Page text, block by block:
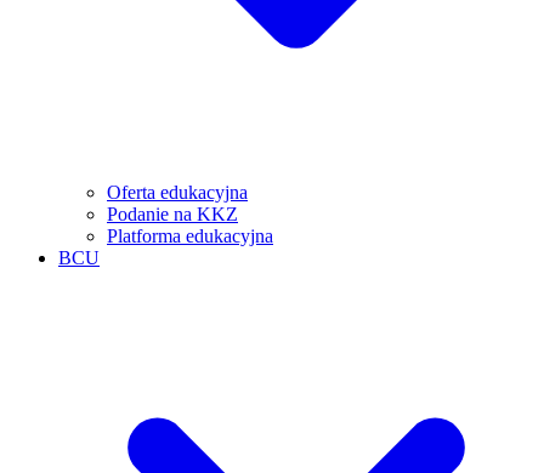
Oferta edukacyjna
Podanie na KKZ
Platforma edukacyjna
BCU